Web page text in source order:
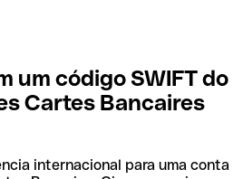
um código SWIFT do
Cartes Bancaires
internacional para uma conta